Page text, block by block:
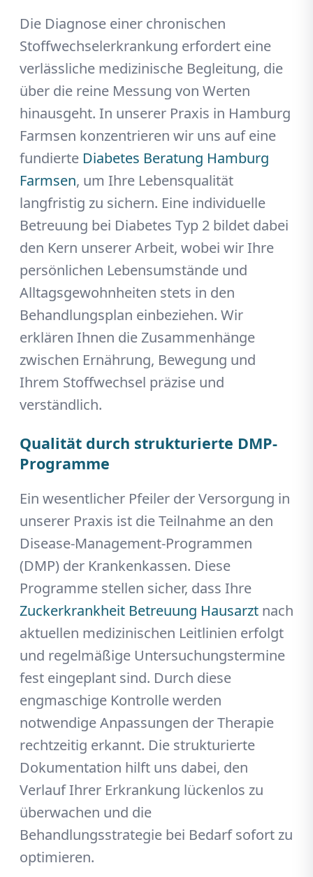
Die Diagnose einer chronischen
Stoffwechselerkrankung erfordert eine
verlässliche medizinische Begleitung, die
über die reine Messung von Werten
hinausgeht. In unserer Praxis in Hamburg
Farmsen konzentrieren wir uns auf eine
fundierte Diabetes Beratung Hamburg
Farmsen, um Ihre Lebensqualität
langfristig zu sichern. Eine individuelle
Betreuung bei Diabetes Typ 2 bildet dabei
den Kern unserer Arbeit, wobei wir Ihre
persönlichen Lebensumstände und
Alltagsgewohnheiten stets in den
Behandlungsplan einbeziehen. Wir
erklären Ihnen die Zusammenhänge
zwischen Ernährung, Bewegung und
Ihrem Stoffwechsel präzise und
verständlich.
Qualität durch strukturierte DMP-
Programme
Ein wesentlicher Pfeiler der Versorgung in
unserer Praxis ist die Teilnahme an den
Disease-Management-Programmen
(DMP) der Krankenkassen. Diese
Programme stellen sicher, dass Ihre
Zuckerkrankheit Betreuung Hausarzt nach
aktuellen medizinischen Leitlinien erfolgt
und regelmäßige Untersuchungstermine
fest eingeplant sind. Durch diese
engmaschige Kontrolle werden
notwendige Anpassungen der Therapie
rechtzeitig erkannt. Die strukturierte
Dokumentation hilft uns dabei, den
Verlauf Ihrer Erkrankung lückenlos zu
überwachen und die
Behandlungsstrategie bei Bedarf sofort zu
optimieren.